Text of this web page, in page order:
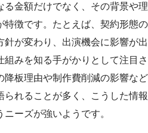
金額だけでなく、その背景や理
特徴です。たとえば、契約形態の
が変わり、出演機会に影響が出
みを知る手がかりとして注目さ
降板理由や制作費削減の影響など
られることが多く、こうした情報
ーズが強いようです。